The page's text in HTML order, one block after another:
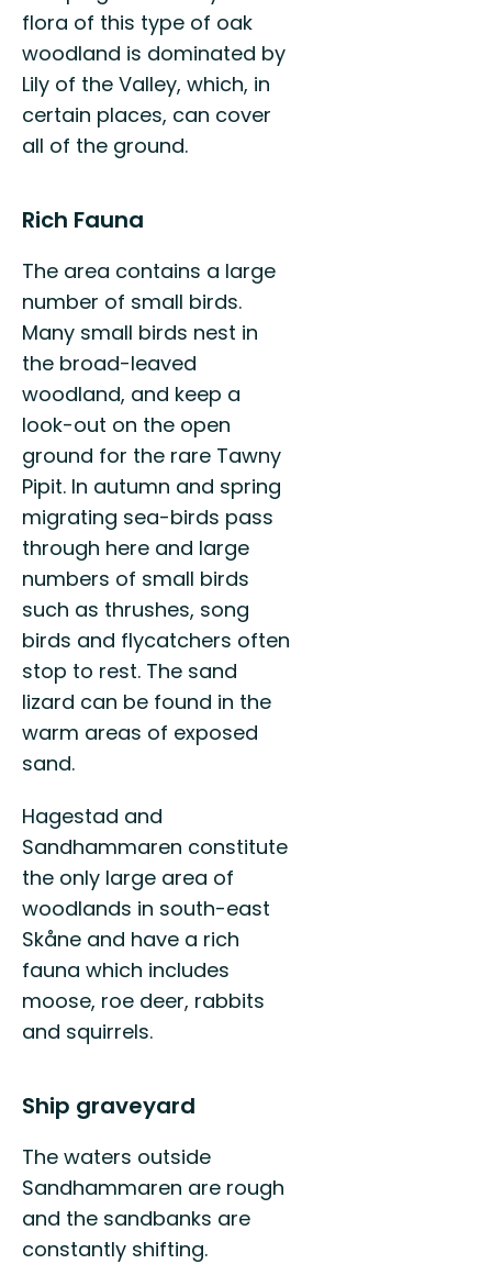
flora of this type of oak
woodland is dominated by
Lily of the Valley, which, in
certain places, can cover
all of the ground.
Rich Fauna
The area contains a large
number of small birds.
Many small birds nest in
the broad-leaved
woodland, and keep a
look-out on the open
ground for the rare Tawny
Pipit. In autumn and spring
migrating sea-birds pass
through here and large
numbers of small birds
such as thrushes, song
birds and flycatchers often
stop to rest. The sand
lizard can be found in the
warm areas of exposed
sand.
Hagestad and
Sandhammaren constitute
the only large area of
woodlands in south-east
Skåne and have a rich
fauna which includes
moose, roe deer, rabbits
and squirrels.
Ship graveyard
The waters outside
Sandhammaren are rough
and the sandbanks are
constantly shifting.